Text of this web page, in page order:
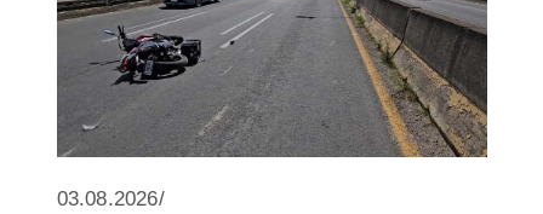
03.08.2026/